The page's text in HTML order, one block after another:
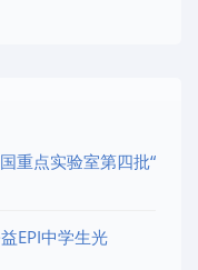
重点实验室第四批“
EPI中学生光